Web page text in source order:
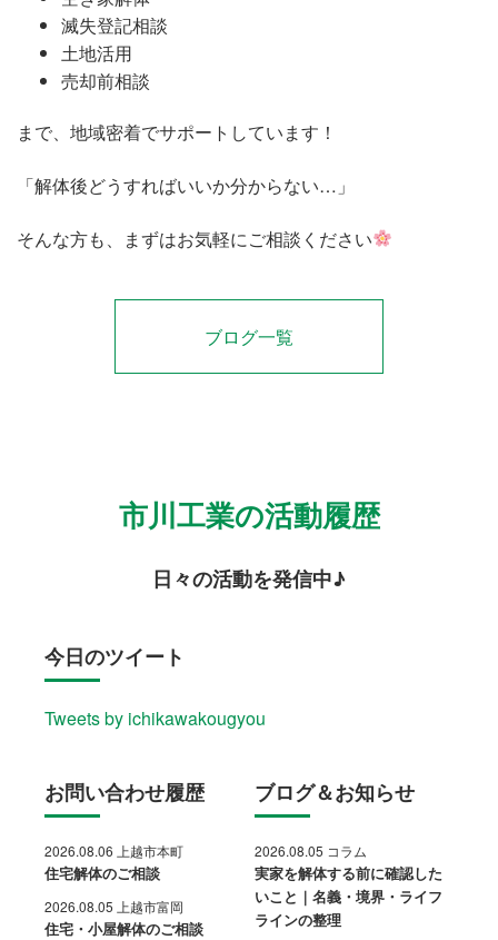
滅失登記相談
土地活用
売却前相談
まで、地域密着でサポートしています！
「解体後どうすればいいか分からない…」
そんな方も、まずはお気軽にご相談ください
ブログ一覧
市川工業の活動履歴
日々の活動を発信中♪
今日のツイート
Tweets by ichikawakougyou
お問い合わせ履歴
2026.08.06 上越市本町
住宅解体のご相談
2026.08.05 上越市富岡
住宅・小屋解体のご相談
ブログ＆お知らせ
2026.08.05 コラム
実家を解体する前に確認した
いこと｜名義・境界・ライフ
ラインの整理